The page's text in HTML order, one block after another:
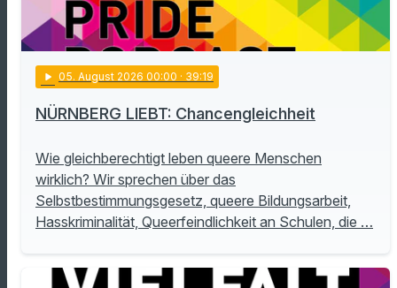
play_arrow 05. August 2026 00:00 · 39:19
NÜRNBERG LIEBT: Chancengleichheit
Wie gleichberechtigt leben queere Menschen
wirklich? Wir sprechen über das
Selbstbestimmungsgesetz, queere Bildungsarbeit,
Hasskriminalität, Queerfeindlichkeit an Schulen, die …